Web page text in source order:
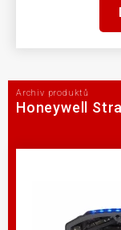
Archiv produktů
Honeywell